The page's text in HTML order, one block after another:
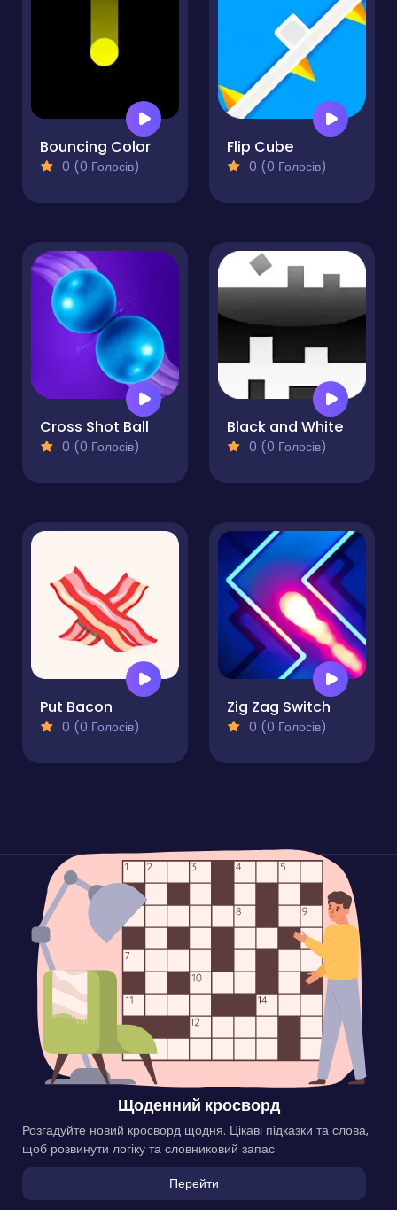
Bouncing Color
0 (0 Голосів)
Flip Cube
0 (0 Голосів)
Cross Shot Ball
0 (0 Голосів)
Black and White
0 (0 Голосів)
Put Bacon
0 (0 Голосів)
Zig Zag Switch
0 (0 Голосів)
Щоденний кросворд
Розгадуйте новий кросворд щодня. Цікаві підказки та слова,
щоб розвинути логіку та словниковий запас.
Перейти